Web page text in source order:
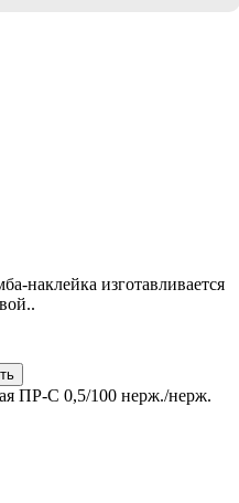
наклейка изготавливается
ПР-С 0,5/100 нерж./нерж.